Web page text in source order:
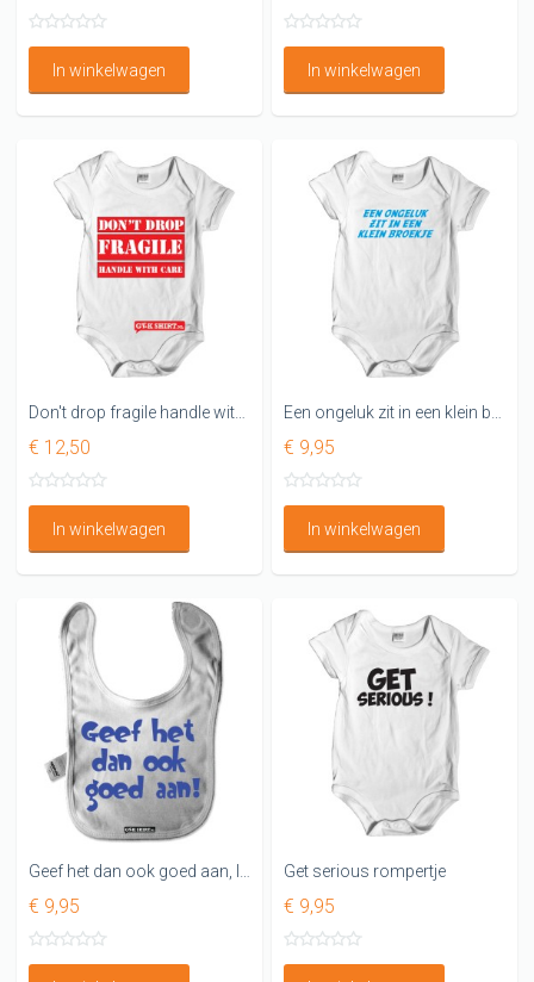
In winkelwagen In winkelwagen
Don't drop fragile handle with care Rompertjes
€ 12,50
In winkelwagen
€ 9,95
In winkelwagen
€ 9,95
Get serious rompertje
€ 9,95